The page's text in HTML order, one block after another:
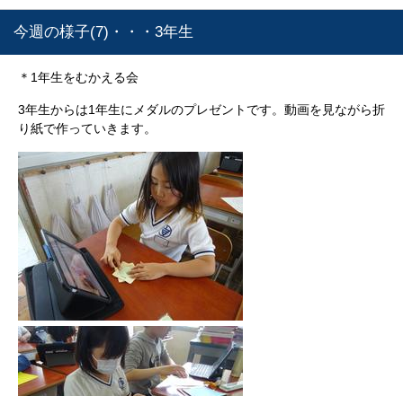
今週の様子(7)・・・3年生
＊1年生をむかえる会
3年生からは1年生にメダルのプレゼントです。動画を見ながら折
り紙で作っていきます。